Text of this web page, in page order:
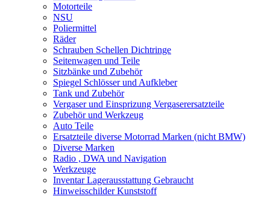
Motorteile
NSU
Poliermittel
Räder
Schrauben Schellen Dichtringe
Seitenwagen und Teile
Sitzbänke und Zubehör
Spiegel Schlösser und Aufkleber
Tank und Zubehör
Vergaser und Einsprizung Vergaserersatzteile
Zubehör und Werkzeug
Auto Teile
Ersatzteile diverse Motorrad Marken (nicht BMW)
Diverse Marken
Radio , DWA und Navigation
Werkzeuge
Inventar Lagerausstattung Gebraucht
Hinweisschilder Kunststoff